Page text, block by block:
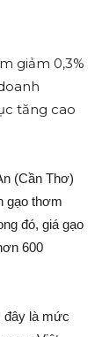
giảm 0,3%
tăng cao
(Cần Thơ)
gạo thơm
đó, giá gạo
600
đây là mức